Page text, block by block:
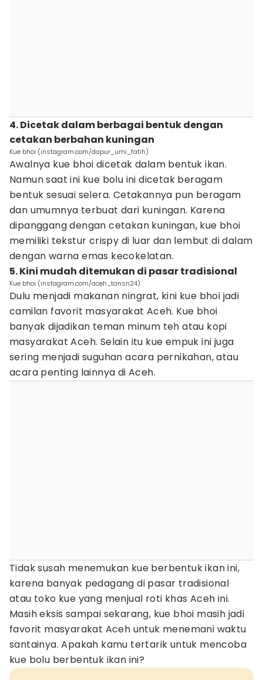
4. Dicetak dalam berbagai bentuk dengan
cetakan berbahan kuningan
Kue bhoi (instagram.com/dapur_umi_fatih)
Awalnya kue bhoi dicetak dalam bentuk ikan.
Namun saat ini kue bolu ini dicetak beragam
bentuk sesuai selera. Cetakannya pun beragam
dan umumnya terbuat dari kuningan. Karena
dipanggang dengan cetakan kuningan, kue bhoi
memiliki tekstur crispy di luar dan lembut di dalam
dengan warna emas kecokelatan.
5. Kini mudah ditemukan di pasar tradisional
Kue bhoi (instagram.com/aceh_tansri24)
Dulu menjadi makanan ningrat, kini kue bhoi jadi
camilan favorit masyarakat Aceh. Kue bhoi
banyak dijadikan teman minum teh atau kopi
masyarakat Aceh. Selain itu kue empuk ini juga
sering menjadi suguhan acara pernikahan, atau
acara penting lainnya di Aceh.
Tidak susah menemukan kue berbentuk ikan ini,
karena banyak pedagang di pasar tradisional
atau toko kue yang menjual roti khas Aceh ini.
Masih eksis sampai sekarang, kue bhoi masih jadi
favorit masyarakat Aceh untuk menemani waktu
santainya. Apakah kamu tertarik untuk mencoba
kue bolu berbentuk ikan ini?